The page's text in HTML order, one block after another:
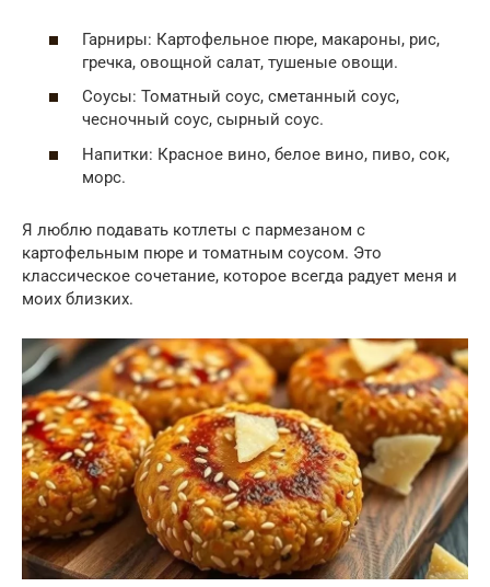
Гарниры: Картофельное пюре, макароны, рис,
гречка, овощной салат, тушеные овощи.
Соусы: Томатный соус, сметанный соус,
чесночный соус, сырный соус.
Напитки: Красное вино, белое вино, пиво, сок,
морс.
Я люблю подавать котлеты с пармезаном с
картофельным пюре и томатным соусом. Это
классическое сочетание, которое всегда радует меня и
моих близких.